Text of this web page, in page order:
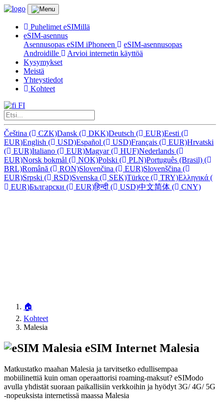
Puhelimet eSIMillä
eSIM-asennus
Asennusopas eSIM iPhoneen
eSIM-asennusopas
Androidille
Arvioi internetin käyttöä
Kysymykset
Meistä
Yhteystiedot
Kohteet
FI
Čeština ( CZK)Dansk ( DKK)Deutsch ( EUR)Eesti (
EUR)English ( USD)Español ( USD)Français ( EUR)Hrvatski
(
EUR)Italiano ( EUR)Magyar( HUF)Nederlands (
EUR)Norsk bokmål ( NOK)Polski ( PLN)Português (Brasil) (
BRL)Română ( RON)Slovenčina ( EUR)Slovenščina (
EUR)Srpski ( RSD)Svenska ( SEK)Türkçe ( TRY)Ελληνικά (
EUR)Български ( EUR)हिन्दी ( USD)中文简体 ( CNY)
🏠
Kohteet
Malesia
eSIM Internet Malesia
Matkustatko maahan Malesia ja tarvitsetko edullisempaa
mobiilinettiä kuin oman operaattorisi roaming-maksut? eSIModo
avulla yhdistät suoraan paikallisiin verkkoihin ja hyödyt 3G/ 4G/ 5G
-nopeuksista internetissä maassa Malesia